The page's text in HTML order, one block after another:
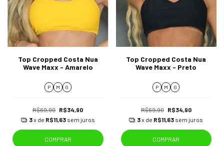
Top Cropped Costa Nua
Wave Maxx - Amarelo
P M G
R$69,90 R$34,90
3x de R$11,63 sem juros
COMPRAR
Top Cropped Costa Nua
Wave Maxx - Preto
P M G
R$69,90 R$34,90
3x de R$11,63 sem juros
COMPRAR